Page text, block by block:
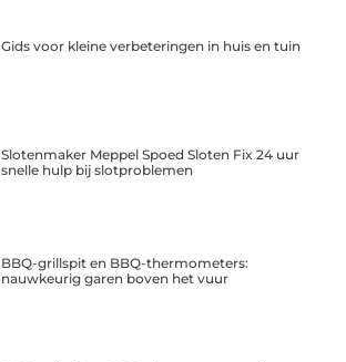
Gids voor kleine verbeteringen in huis en tuin
Slotenmaker Meppel Spoed Sloten Fix 24 uur
snelle hulp bij slotproblemen
BBQ-grillspit en BBQ-thermometers:
nauwkeurig garen boven het vuur